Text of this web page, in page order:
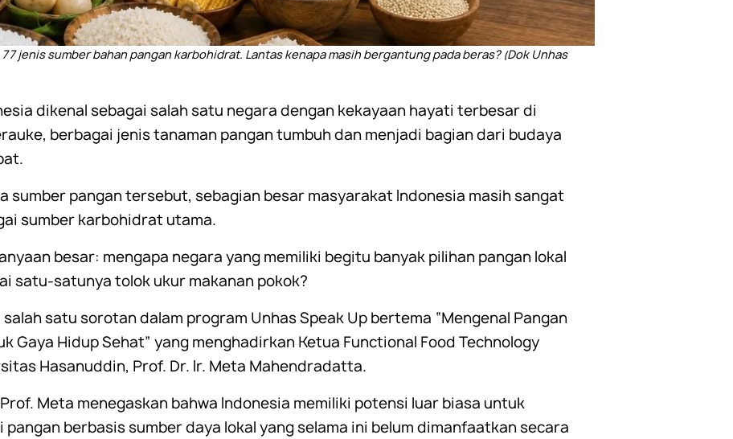
77 jenis sumber bahan pangan karbohidrat. Lantas kenapa masih bergantung pada beras? (Dok Unhas
dikenal sebagai salah satu negara dengan kekayaan hayati terbesar di
berbagai jenis tanaman pangan tumbuh dan menjadi bagian dari budaya
sumber pangan tersebut, sebagian besar masyarakat Indonesia masih sangat
sumber karbohidrat utama.
besar: mengapa negara yang memiliki begitu banyak pilihan pangan lokal
satu-satunya tolok ukur makanan pokok?
satu sorotan dalam program Unhas Speak Up bertema “Mengenal Pangan
Gaya Hidup Sehat” yang menghadirkan Ketua Functional Food Technology
Hasanuddin, Prof. Dr. Ir. Meta Mahendradatta.
Meta menegaskan bahwa Indonesia memiliki potensi luar biasa untuk
berbasis sumber daya lokal yang selama ini belum dimanfaatkan secara